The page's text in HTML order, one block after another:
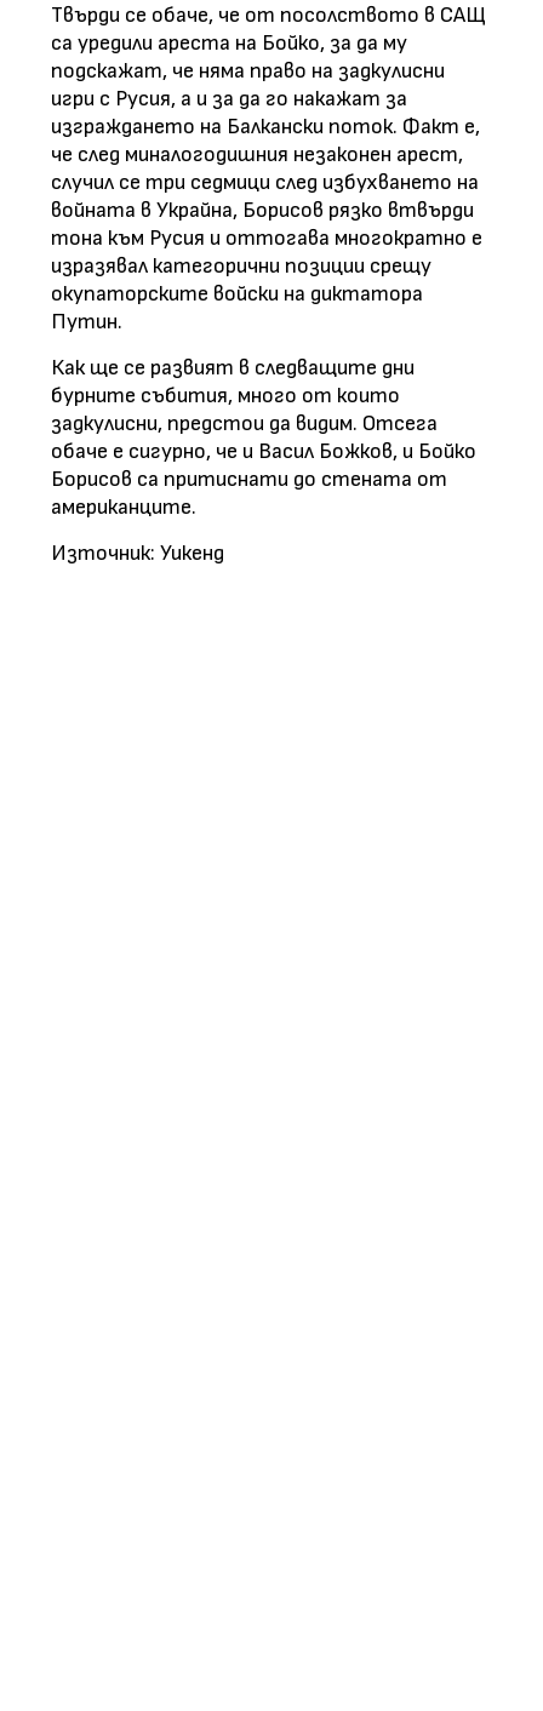
Твърди се обаче, че от посолството в САЩ
са уредили ареста на Бойко, за да му
подскажат, че няма право на задкулисни
игри с Русия, а и за да го накажат за
изграждането на Балкански поток. Факт е,
че след миналогодишния незаконен арест,
случил се три седмици след избухването на
войната в Украйна, Борисов рязко втвърди
тона към Русия и оттогава многократно е
изразявал категорични позиции срещу
окупаторските войски на диктатора
Путин.
Как ще се развият в следващите дни
бурните събития, много от които
задкулисни, предстои да видим. Отсега
обаче е сигурно, че и Васил Божков, и Бойко
Борисов са притиснати до стената от
американците.
Източник: Уикенд